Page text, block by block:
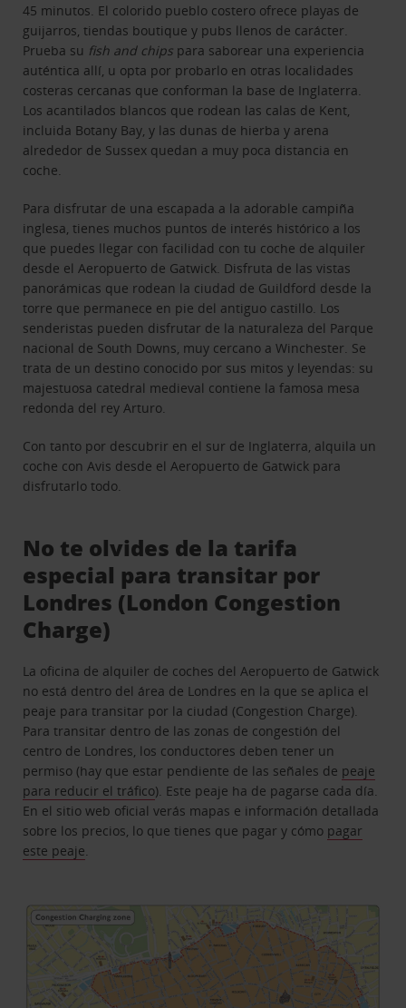
45 minutos. El colorido pueblo costero ofrece playas de
guijarros, tiendas boutique y pubs llenos de carácter.
Prueba su fish and chips para saborear una experiencia
auténtica allí, u opta por probarlo en otras localidades
costeras cercanas que conforman la base de Inglaterra.
Los acantilados blancos que rodean las calas de Kent,
incluida Botany Bay, y las dunas de hierba y arena
alrededor de Sussex quedan a muy poca distancia en
coche.
Para disfrutar de una escapada a la adorable campiña
inglesa, tienes muchos puntos de interés histórico a los
que puedes llegar con facilidad con tu coche de alquiler
desde el Aeropuerto de Gatwick. Disfruta de las vistas
panorámicas que rodean la ciudad de Guildford desde la
torre que permanece en pie del antiguo castillo. Los
senderistas pueden disfrutar de la naturaleza del Parque
nacional de South Downs, muy cercano a Winchester. Se
trata de un destino conocido por sus mitos y leyendas: su
majestuosa catedral medieval contiene la famosa mesa
redonda del rey Arturo.
Con tanto por descubrir en el sur de Inglaterra, alquila un
coche con Avis desde el Aeropuerto de Gatwick para
disfrutarlo todo.
No te olvides de la tarifa
especial para transitar por
Londres (London Congestion
Charge)
La oficina de alquiler de coches del Aeropuerto de Gatwick
no está dentro del área de Londres en la que se aplica el
peaje para transitar por la ciudad (Congestion Charge).
Para transitar dentro de las zonas de congestión del
centro de Londres, los conductores deben tener un
permiso (hay que estar pendiente de las señales de peaje
para reducir el tráfico). Este peaje ha de pagarse cada día.
En el sitio web oficial verás mapas e información detallada
sobre los precios, lo que tienes que pagar y cómo pagar
este peaje.